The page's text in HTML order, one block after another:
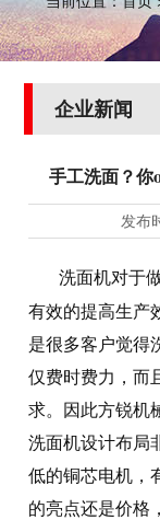
企业新闻
手工洗面？你
发布
洗面机对于
有效的提高生产
是很多客户觉得
仅费时费力，而
求。因此方锐机
洗面机设计布局
低的铜芯电机，
的亮点还是价格